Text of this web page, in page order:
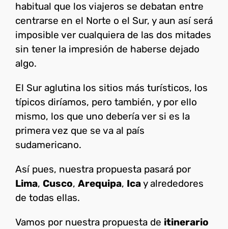
habitual que los viajeros se debatan entre
centrarse en el Norte o el Sur, y aun así será
imposible ver cualquiera de las dos mitades
sin tener la impresión de haberse dejado
algo.
El Sur aglutina los sitios más turísticos, los
típicos diríamos, pero también, y por ello
mismo, los que uno debería ver si es la
primera vez que se va al país
sudamericano.
Así pues, nuestra propuesta pasará por
Lima, Cusco, Arequipa, Icay alrededores
de todas ellas.
Vamos por nuestra propuesta de itinerario